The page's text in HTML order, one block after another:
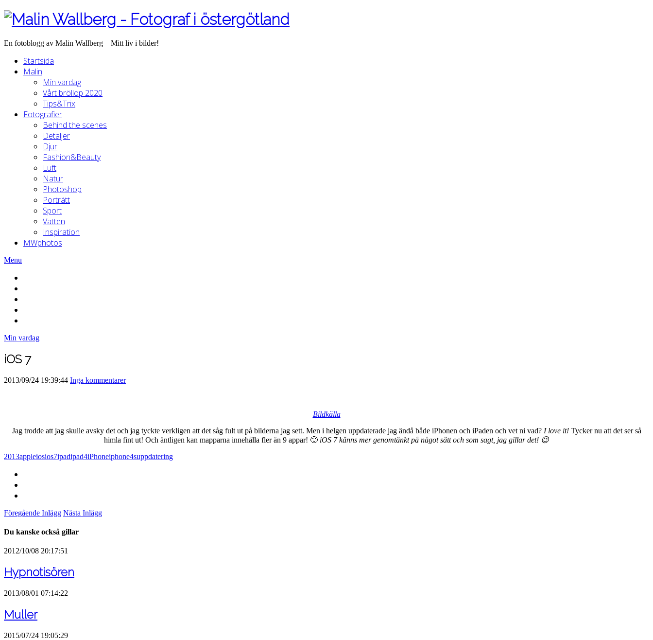
En fotoblogg av Malin Wallberg – Mitt liv i bilder!
Startsida
Malin
Min vardag
Vårt bröllop 2020
Tips&Trix
Fotografier
Behind the scenes
Detaljer
Djur
Fashion&Beauty
Luft
Natur
Photoshop
Porträtt
Sport
Vatten
Inspiration
MWphotos
Menu
Min vardag
iOS 7
2013/09/24 19:39:44 Inga kommentarer
Bildkälla
Jag trodde att jag skulle avsky det och jag tyckte verkligen att det såg fult ut på bilderna jag sett. Men i helgen uppdaterade jag ändå både iPhonen och iPaden och vet ni vad? I love it! Tycker nu att det ser så
himla fint ut! Och äntligen kan mapparna innehålla fler än 9 appar! 🙂 iOS 7 känns mer genomtänkt på något sätt och som sagt, jag gillar det! 😉
2013appleiosios7ipadipad4iPhoneiphone4suppdatering
Föregående Inlägg Nästa Inlägg
Du kanske också gillar
2012/10/08 20:17:51
Hypnotisören
2013/08/01 07:14:22
Muller
2015/07/24 19:05:29